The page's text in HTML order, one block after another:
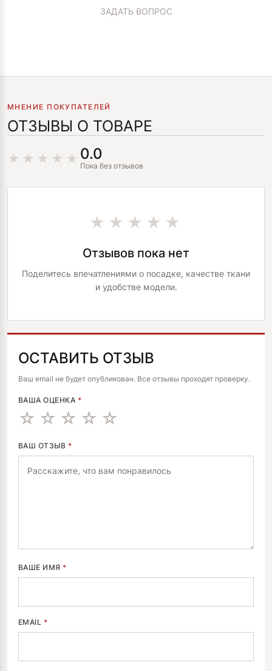
ЗАДАТЬ ВОПРОС
МНЕНИЕ ПОКУПАТЕЛЕЙ
ОТЗЫВЫ О ТОВАРЕ
0.0
Пока без отзывов
★★★★★
Отзывов пока нет
Поделитесь впечатлениями о посадке, качестве ткани
и удобстве модели.
ОСТАВИТЬ ОТЗЫВ
Ваш email не будет опубликован. Все отзывы проходят проверку.
ВАША ОЦЕНКА *
ВАШ ОТЗЫВ *
ВАШЕ ИМЯ *
EMAIL *
ALTERNATIVE: